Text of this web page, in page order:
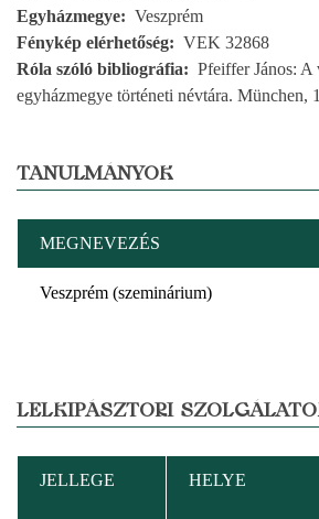
Egyházmegye
Veszprém
Fénykép elérhetőség
VEK 32868
Róla szóló bibliográfia
Pfeiffer János: A
egyházmegye történeti névtára. München,
TANULMÁNYOK
MEGNEVEZÉS
Veszprém (szeminárium)
LELKIPÁSZTORI
JELLEGE HELYE